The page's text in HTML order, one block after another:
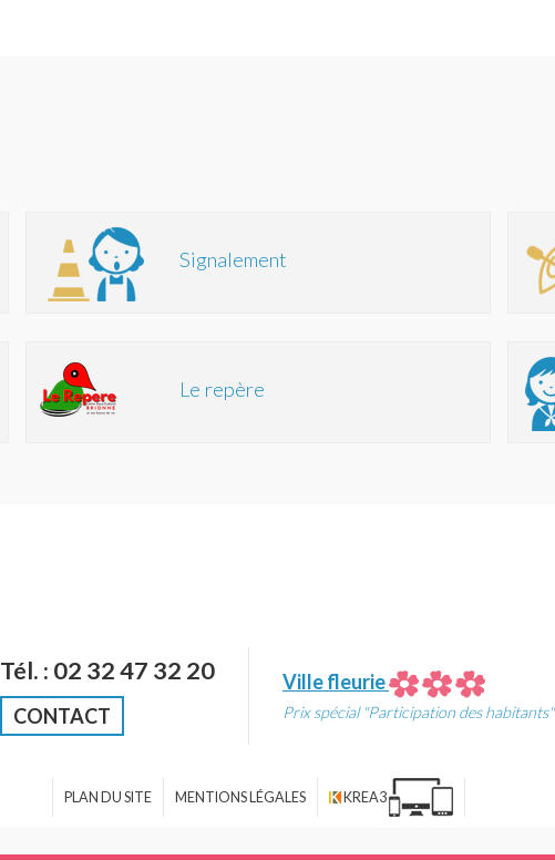
Signalement
Le repère
Tél. : 02 32 47 32 20
CONTACT
Ville fleurie
Prix spécial "Participation des habitants"
PLAN DU SITE MENTIONS LÉGALES KREA3